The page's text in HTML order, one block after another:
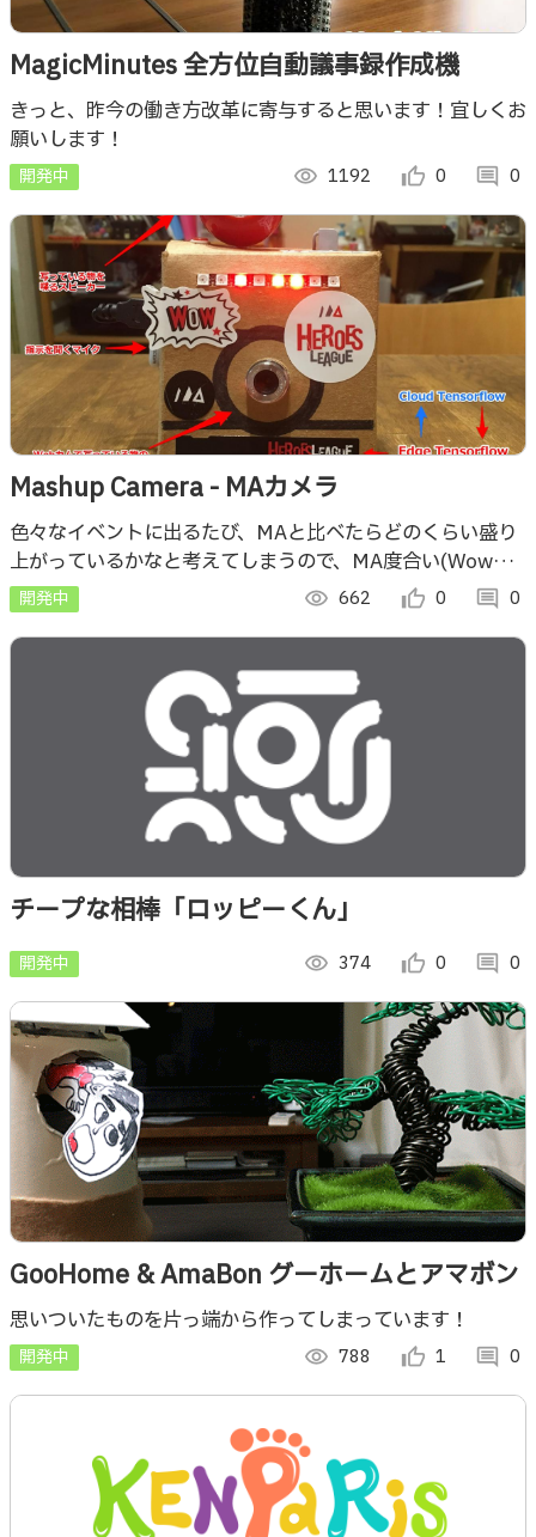
MagicMinutes 全方位自動議事録作成機
きっと、昨今の働き方改革に寄与すると思います！宜しくお
願いします！
開発中 visibility 1192 thumb_up_alt 0 comment 0
Mashup Camera - MAカメラ
色々なイベントに出るたび、MAと比べたらどのくらい盛り
上がっているかなと考えてしまうので、MA度合い(Wow度)
を数値化する為作りました！
開発中 visibility 662 thumb_up_alt 0 comment 0
チープな相棒「ロッピーくん」
開発中 visibility 374 thumb_up_alt 0 comment 0
GooHome & AmaBon グーホームとアマボン
思いついたものを片っ端から作ってしまっています！
開発中 visibility 788 thumb_up_alt 1 comment 0